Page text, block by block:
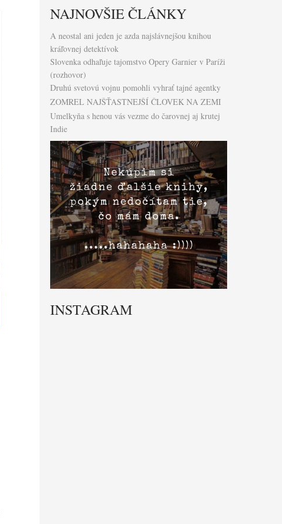
NAJNOVŠIE ČLÁNKY
A neostal ani jeden je azda najslávnejšou knihou
kráľovnej detektívok
Slovenka odhaľuje tajomstvo Opery Garnier v Paríži
(rozhovor)
Druhú svetovú vojnu pomohli vyhrať tajné agentky
ZOMREL NAJŠŤASTNEJŠÍ ČLOVEK NA ZEMI
Umelkyňa s henou vás vezme do čarovnej aj krutej
Indie
INSTAGRAM